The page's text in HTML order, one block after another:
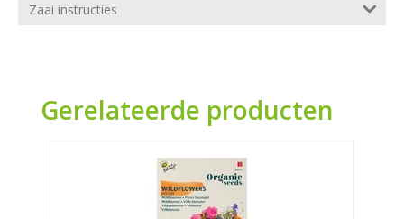
Zaai instructies
Gerelateerde producten